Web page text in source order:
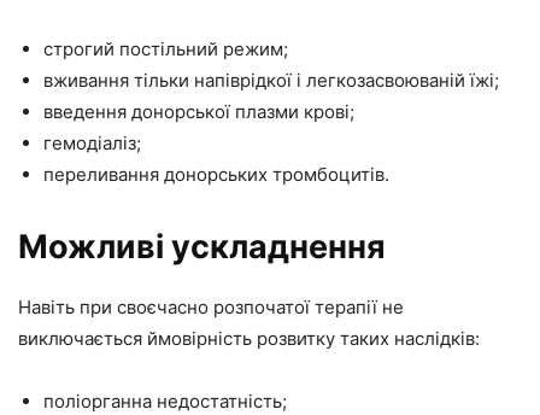
строгий постільний режим;
вживання тільки напіврідкої і легкозасвоюваній їжі;
введення донорської плазми крові;
гемодіаліз;
переливання донорських тромбоцитів.
Можливі ускладнення
Навіть при своєчасно розпочатої терапії не
виключається ймовірність розвитку таких наслідків:
поліорганна недостатність;